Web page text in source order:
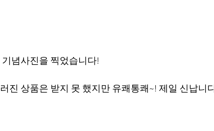
념사진을 찍었습니다!
진 상품은 받지 못 했지만 유쾌통쾌~! 제일 신납니다